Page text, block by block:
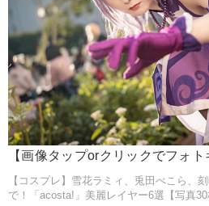
【画像タップorクリックでフォト
【コスプレ】雪花ラミィ、兎田ぺこら、
で！「acosta!」美麗レイヤー6選【写真30